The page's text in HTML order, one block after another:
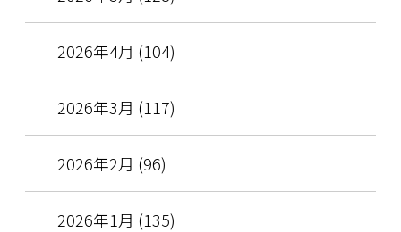
2026年4月 (104)
2026年3月 (117)
2026年2月 (96)
2026年1月 (135)